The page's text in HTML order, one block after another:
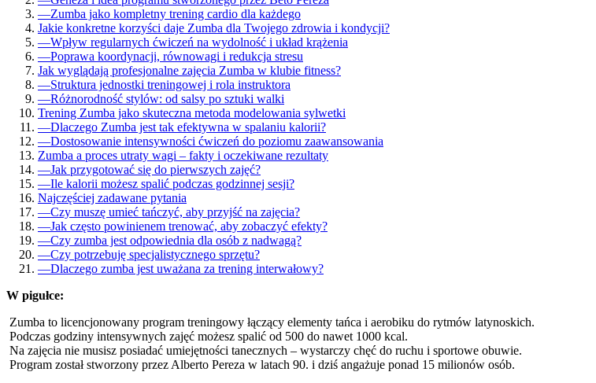
—Zumba jako kompletny trening cardio dla każdego
Jakie konkretne korzyści daje Zumba dla Twojego zdrowia i kondycji?
—Wpływ regularnych ćwiczeń na wydolność i układ krążenia
—Poprawa koordynacji, równowagi i redukcja stresu
Jak wyglądają profesjonalne zajęcia Zumba w klubie fitness?
—Struktura jednostki treningowej i rola instruktora
—Różnorodność stylów: od salsy po sztuki walki
Trening Zumba jako skuteczna metoda modelowania sylwetki
—Dlaczego Zumba jest tak efektywna w spalaniu kalorii?
—Dostosowanie intensywności ćwiczeń do poziomu zaawansowania
Zumba a proces utraty wagi – fakty i oczekiwane rezultaty
—Jak przygotować się do pierwszych zajęć?
—Ile kalorii możesz spalić podczas godzinnej sesji?
Najczęściej zadawane pytania
—Czy muszę umieć tańczyć, aby przyjść na zajęcia?
—Jak często powinienem trenować, aby zobaczyć efekty?
—Czy zumba jest odpowiednia dla osób z nadwagą?
—Czy potrzebuję specjalistycznego sprzętu?
—Dlaczego zumba jest uważana za trening interwałowy?
W pigułce:
Zumba to licencjonowany program treningowy łączący elementy tańca i aerobiku do rytmów latynoskich.
Podczas godziny intensywnych zajęć możesz spalić od 500 do nawet 1000 kcal.
Na zajęcia nie musisz posiadać umiejętności tanecznych – wystarczy chęć do ruchu i sportowe obuwie.
Program został stworzony przez Alberto Pereza w latach 90. i dziś angażuje ponad 15 milionów osób.